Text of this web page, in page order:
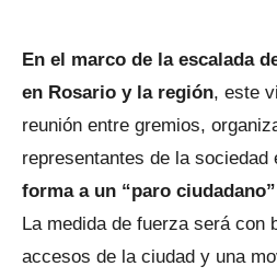
En el marco de la escalada
en Rosario y la región, este
reunión entre gremios,
representantes de la sociedad
forma a un “paro
La medida de fuerza será con
accesos de la ciudad y una